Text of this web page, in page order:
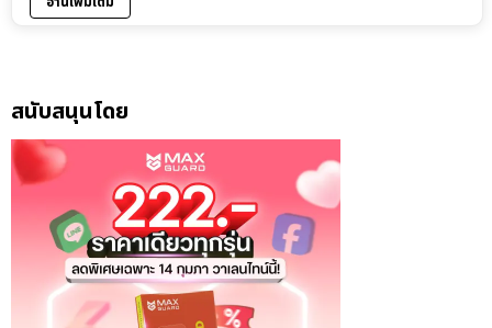
สนับสนุนโดย